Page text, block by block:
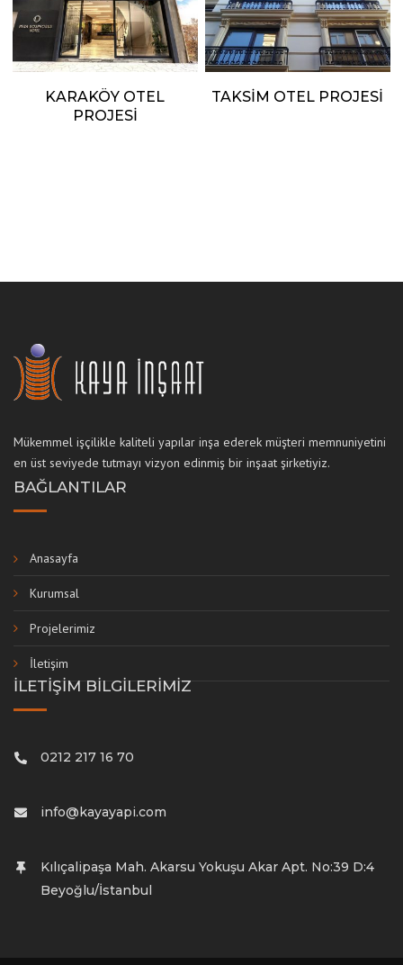
KARAKÖY OTEL
PROJESI
TAKSIM OTEL PROJESI
Mükemmel işçilikle kaliteli yapılar inşa ederek müşteri memnuniyetini
en üst seviyede tutmayı vizyon edinmiş bir inşaat şirketiyiz.
BAĞLANTILAR
Anasayfa
Kurumsal
Projelerimiz
İletişim
İLETİŞİM BİLGİLERİMİZ
0212 217 16 70
info@kayayapi.com
Kılıçalipaşa Mah. Akarsu Yokuşu Akar Apt. No:39 D:4
Beyoğlu/İstanbul